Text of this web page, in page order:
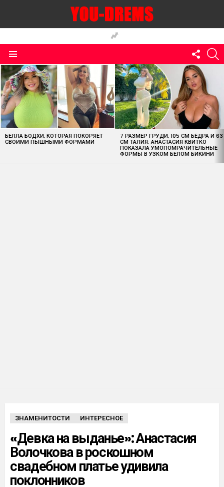
US
MOST
VIEWED
STORIES
БЕЛЛА БОДХИ, КОТОРАЯ ПОКОРЯЕТ
СВОИМИ ПЫШНЫМИ ФОРМАМИ
7 РАЗМЕР ГРУДИ, 105 СМ БЁДРА И 63
СМ ТАЛИЯ: АНАСТАСИЯ КВИТКО
ПОКАЗАЛА УМОПОМРАЧИТЕЛЬНЫЕ
ФОРМЫ В УЗКОМ БЕЛОМ БИКИНИ
ЗНАМЕНИТОСТИ ИНТЕРЕСНОЕ
«Девка на выданье»: Анастасия
Волочкова в роскошном
свадебном платье удивила
поклонников